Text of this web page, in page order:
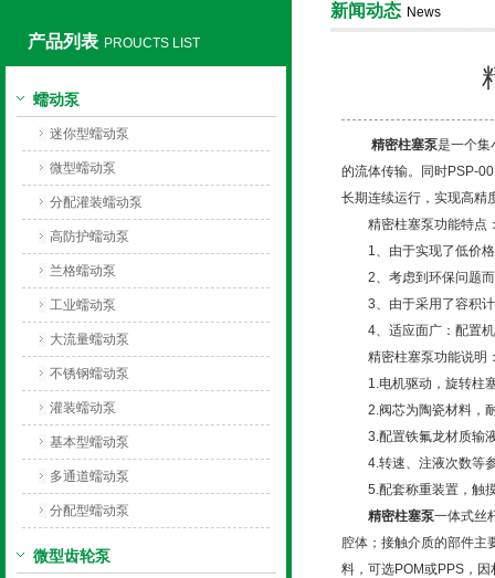
产品列表 PROUCTS LIST
蠕动泵
迷你型蠕动泵
微型蠕动泵
分配灌装蠕动泵
高防护蠕动泵
兰格蠕动泵
工业蠕动泵
大流量蠕动泵
不锈钢蠕动泵
灌装蠕动泵
基本型蠕动泵
多通道蠕动泵
分配型蠕动泵
微型齿轮泵
新闻动态 News
精密柱塞泵是一个集
的流体传输。同时PSP-
长期连续运行，实现高精
精密柱塞泵功能特点
1、由于实现了低价格
2、考虑到环保问题而
3、由于采用了容积计
4、适应面广：配置机
精密柱塞泵功能说明
1.电机驱动，旋转柱塞
2.阀芯为陶瓷材料，耐
3.配置铁氟龙材质输液
4.转速、注液次数等参
5.配套称重装置，触摸
精密柱塞泵一体式丝
腔体；接触介质的部件主
料，可选POM或PPS，